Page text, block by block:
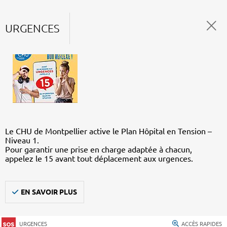
URGENCES
Le CHU de Montpellier active le Plan Hôpital en Tension –
Niveau 1.
Pour garantir une prise en charge adaptée à chacun,
appelez le 15 avant tout déplacement aux urgences.
EN SAVOIR PLUS
URGENCES ACCÈS RAPIDES